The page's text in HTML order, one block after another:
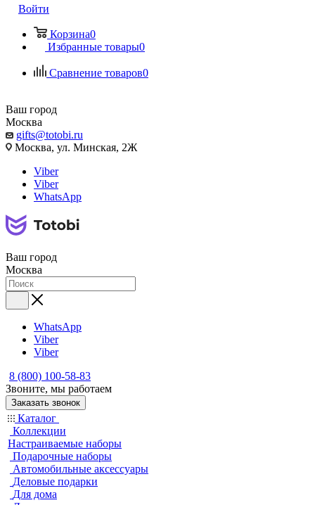
Войти
Корзина0
Избранные товары0
Сравнение товаров0
Ваш город
Москва
gifts@totobi.ru
Москва, ул. Минская, 2Ж
Viber
Viber
WhatsApp
Ваш город
Москва
WhatsApp
Viber
Viber
8 (800) 100-58-83
Звоните, мы работаем
Заказать звонок
Каталог
Коллекции
Настраиваемые наборы
Подарочные наборы
Автомобильные аксессуары
Деловые подарки
Для дома